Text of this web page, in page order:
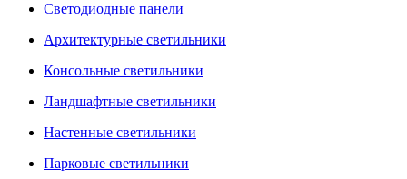
Светодиодные панели
Архитектурные светильники
Консольные светильники
Ландшафтные светильники
Настенные светильники
Парковые светильники